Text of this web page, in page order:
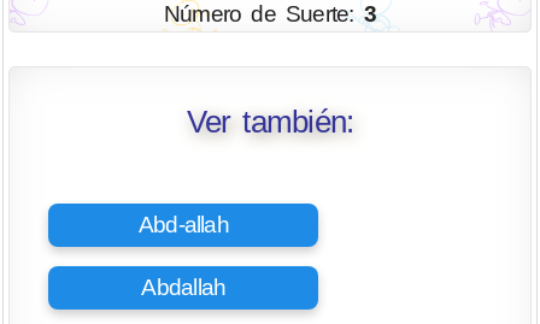
Número de Suerte:3
Ver también:
Abd-allah
Abdallah